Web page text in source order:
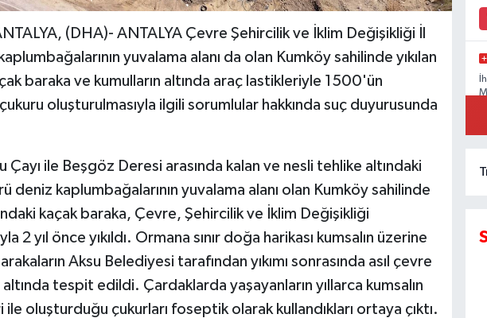
(DHA)- ANTALYA Çevre Şehircilik ve İklim Değişikliği İl
yuvalama alanı da olan Kumköy sahilinde yıkılan
baraka ve kumulların altında araç lastikleriyle 1500'ün
oluşturulmasıyla ilgili sorumlular hakkında suç duyurusunda
Çayı ile Beşgöz Deresi arasında kalan ve nesli tehlike altındaki
kaplumbağalarının yuvalama alanı olan Kumköy sahilinde
kaçak baraka, Çevre, Şehircilik ve İklim Değişikliği
2 yıl önce yıkıldı. Ormana sınır doğa harikası kumsalın üzerine
Aksu Belediyesi tarafından yıkımı sonrasında asıl çevre
altında tespit edildi. Çardaklarda yaşayanların yıllarca kumsalın
ile oluşturduğu çukurları foseptik olarak kullandıkları ortaya çıktı.